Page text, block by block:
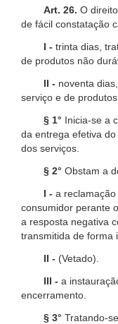
Art. 26. O
de fácil constatação
I - trinta dias,
de produtos não
II - noventa
serviço e de produtos
§ 1° Inicia-se a
da entrega efetiva
dos serviços.
§ 2° Obstam a
I - a
consumidor perante
a resposta negativa
transmitida de forma
II - (Vetado).
III - a
encerramento.
§ 3° Tratando-